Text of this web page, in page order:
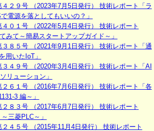
２９号 （2023年7月5日発行） 技術レポート「ラ
電源を落としてもいいの？」
０１号 （2022年5月4日発行） 技術レポート
みて～簡易スタートアップガイド～」
８５号 （2021年9月1日発行） 技術レポート「通
用いたIoT」
４９号 （2020年3月4日発行） 技術レポート「AI
リューション」
６１号 （2016年7月6日発行） 技術レポート「各
3 編～」
８３号 （2017年6月7日発行） 技術レポート
三菱PLC～」
４５号 （2015年11月4日発行） 技術レポート